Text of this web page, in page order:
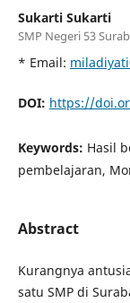
Sukarti Sukarti
SMP Negeri 53
* Email:
DOI: https://
Keywords: Hasil
pembelajaran,
Abstract
Kurangnya
satu SMP di